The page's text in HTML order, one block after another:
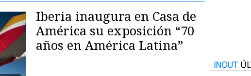
Iberia inaugura en Casa de
América su exposición “70
años en América Latina”